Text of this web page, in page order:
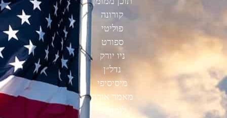
קורונה
פוליטי
ספורט
ניו יורק
נדל״ן
מיסיסיפי
מאמר אורח
לימודים